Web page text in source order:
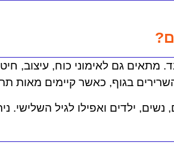
מתאים גם לאימוני כוח, עיצוב,
בגוף, כאשר קיימים מאות
ילדים ואפילו לגיל השלישי.